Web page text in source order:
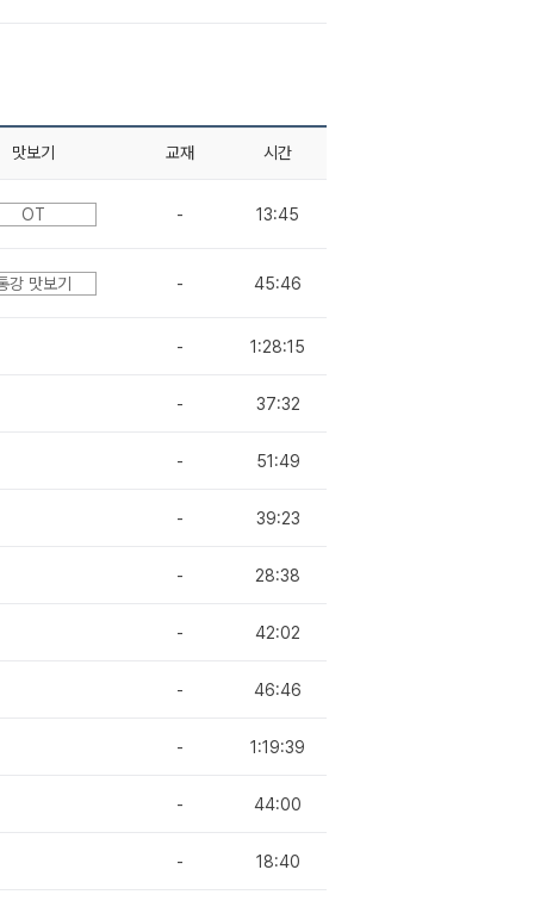
맛보기 교재 시간
OT - 13:45
강 맛보기 - 45:46
- 1:28:15
- 37:32
- 51:49
- 39:23
- 28:38
- 42:02
- 46:46
- 1:19:39
- 44:00
- 18:40